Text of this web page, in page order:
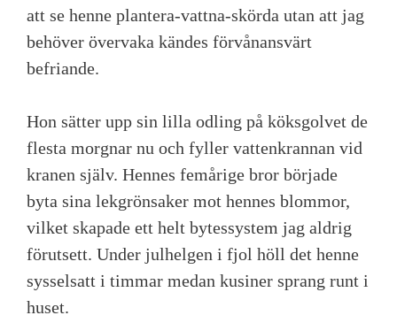
att se henne plantera-vattna-skörda utan att jag
behöver övervaka kändes förvånansvärt
befriande.
Hon sätter upp sin lilla odling på köksgolvet de
flesta morgnar nu och fyller vattenkrannan vid
kranen själv. Hennes femårige bror började
byta sina lekgrönsaker mot hennes blommor,
vilket skapade ett helt bytessystem jag aldrig
förutsett. Under julhelgen i fjol höll det henne
sysselsatt i timmar medan kusiner sprang runt i
huset.